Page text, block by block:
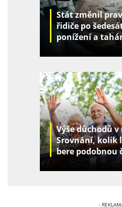
Stát změnil
řidiče po
ponížení a
Výše důchodů v
Srovnání, kolik
bere podobnou